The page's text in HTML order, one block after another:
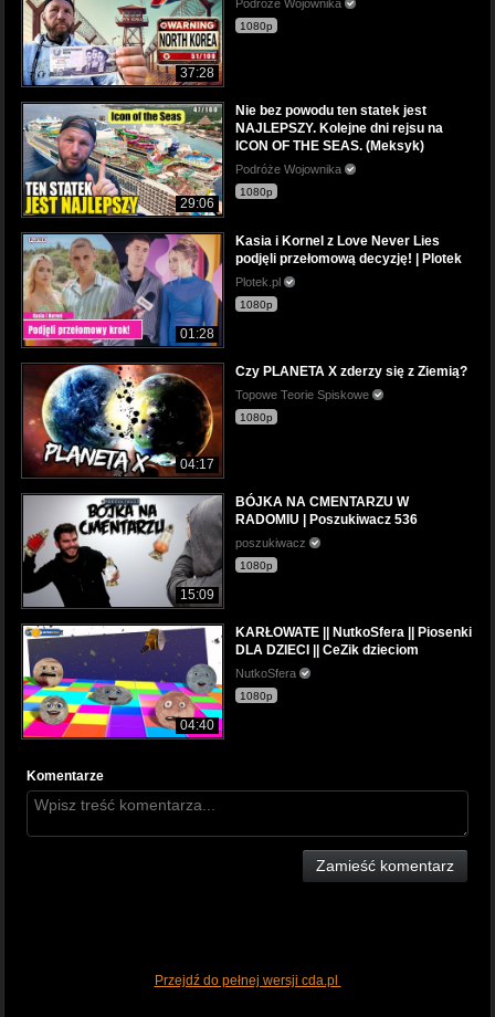
37:28
Podróże Wojownika
1080p
29:06
Nie bez powodu ten statek jest
NAJLEPSZY. Kolejne dni rejsu na
ICON OF THE SEAS. (Meksyk)
Podróże Wojownika
1080p
01:28
Kasia i Kornel z Love Never Lies
podjęli przełomową decyzję! | Plotek
Plotek.pl
1080p
04:17
Czy PLANETA X zderzy się z Ziemią?
Topowe Teorie Spiskowe
1080p
15:09
BÓJKA NA CMENTARZU W
RADOMIU | Poszukiwacz 536
poszukiwacz
1080p
04:40
KARŁOWATE || NutkoSfera || Piosenki
DLA DZIECI || CeZik dzieciom
NutkoSfera
1080p
Komentarze
Zamieść komentarz
Przejdź do pełnej wersji cda.pl